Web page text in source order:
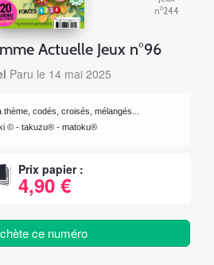
Actuelle Jeux n°96
Paru le 14 mai 2025
codés, croisés, mélangés...
© - takuzu® - matoku®
Prix papier :
4,90 €
ce numéro
n°244